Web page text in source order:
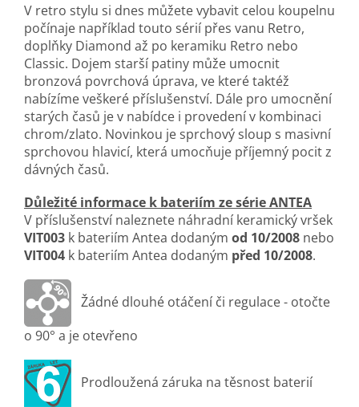
V retro stylu si dnes můžete vybavit celou koupelnu
počínaje například touto sérií přes vanu Retro,
doplňky Diamond až po keramiku Retro nebo
Classic. Dojem starší patiny může umocnit
bronzová povrchová úprava, ve které taktéž
nabízíme veškeré příslušenství. Dále pro umocnění
starých časů je v nabídce i provedení v kombinaci
chrom/zlato. Novinkou je sprchový sloup s masivní
sprchovou hlavicí, která umocňuje příjemný pocit z
dávných časů.
Důležité informace k bateriím ze série ANTEA
V příslušenství naleznete náhradní keramický vršek
VIT003 k bateriím Antea dodaným od 10/2008 nebo
VIT004 k bateriím Antea dodaným před 10/2008.
Žádné dlouhé otáčení či regulace - otočte
o 90° a je otevřeno
Prodloužená záruka na těsnost baterií